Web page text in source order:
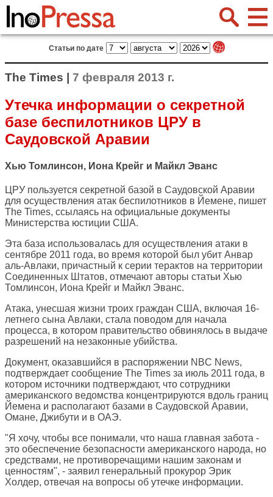
Статьи по дате
The Times | 7 февраля 2013 г.
Утечка информации о секретной
базе беспилотников ЦРУ в
Саудовской Аравии
Хью Томлинсон, Иона Крейг и Майкл Эванс
ЦРУ пользуется секретной базой в Саудовской Аравии
для осуществления атак беспилотников в Йемене, пишет
The Times, ссылаясь на официальные документы
Министерства юстиции США.
Эта база использовалась для осуществления атаки в
сентябре 2011 года, во время которой был убит Анвар
аль-Авлаки, причастный к серии терактов на территории
Соединенных Штатов, отмечают авторы статьи Хью
Томлинсон, Иона Крейг и Майкл Эванс.
Атака, унесшая жизни троих граждан США, включая 16-
летнего сына Авлаки, стала поводом для начала
процесса, в котором правительство обвинялось в выдаче
разрешений на незаконные убийства.
Документ, оказавшийся в распоряжении NBC News,
подтверждает сообщение The Times за июль 2011 года, в
котором источники подтверждают, что сотрудники
американского ведомства концентрируются вдоль границ
Йемена и располагают базами в Саудовской Аравии,
Омане, Джибути и в ОАЭ.
"Я хочу, чтобы все понимали, что наша главная забота -
это обеспечение безопасности американского народа, но
средствами, не противоречащими нашим законам и
ценностям", - заявил генеральный прокурор Эрик
Холдер, отвечая на вопросы об утечке информации.